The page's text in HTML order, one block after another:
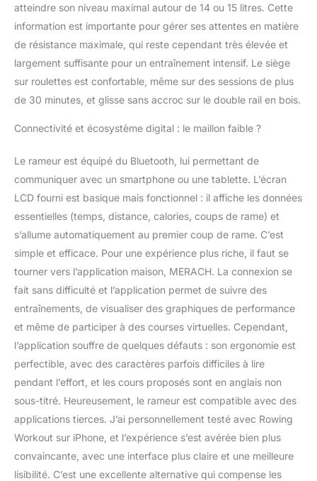
atteindre son niveau maximal autour de 14 ou 15 litres. Cette
information est importante pour gérer ses attentes en matière
de résistance maximale, qui reste cependant très élevée et
largement suffisante pour un entraînement intensif. Le siège
sur roulettes est confortable, même sur des sessions de plus
de 30 minutes, et glisse sans accroc sur le double rail en bois.
Connectivité et écosystème digital : le maillon faible ?
Le rameur est équipé du Bluetooth, lui permettant de
communiquer avec un smartphone ou une tablette. L’écran
LCD fourni est basique mais fonctionnel : il affiche les données
essentielles (temps, distance, calories, coups de rame) et
s’allume automatiquement au premier coup de rame. C’est
simple et efficace. Pour une expérience plus riche, il faut se
tourner vers l’application maison, MERACH. La connexion se
fait sans difficulté et l’application permet de suivre des
entraînements, de visualiser des graphiques de performance
et même de participer à des courses virtuelles. Cependant,
l’application souffre de quelques défauts : son ergonomie est
perfectible, avec des caractères parfois difficiles à lire
pendant l’effort, et les cours proposés sont en anglais non
sous-titré. Heureusement, le rameur est compatible avec des
applications tierces. J’ai personnellement testé avec Rowing
Workout sur iPhone, et l’expérience s’est avérée bien plus
convaincante, avec une interface plus claire et une meilleure
lisibilité. C’est une excellente alternative qui compense les